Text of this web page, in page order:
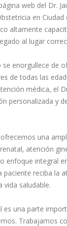
web del Dr.
en Ciudad
altamente
al lugar
se enorgullece de
de todas las
médica, el
personalizada y
una
atención
enfoque integral
paciente reciba la
vida saludable.⁣
es una parte
Trabajamos